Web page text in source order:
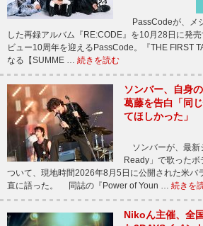
PassCodeが、メ
した再録アルバム『RE:CODE』を10月28日に発
ビュー10周年を迎えるPassCode。『THE FIRST
なる【SUMME … 続きを読む
ソンバー、自身
葛藤を告白「同
てほしかった」
ソンバーが、最新
Ready」で歌った
ついて、現地時間2026年8月5日に公開された米バ
直に語った。 同誌の『Power of Youn … 続きを
Nikoん主催、全